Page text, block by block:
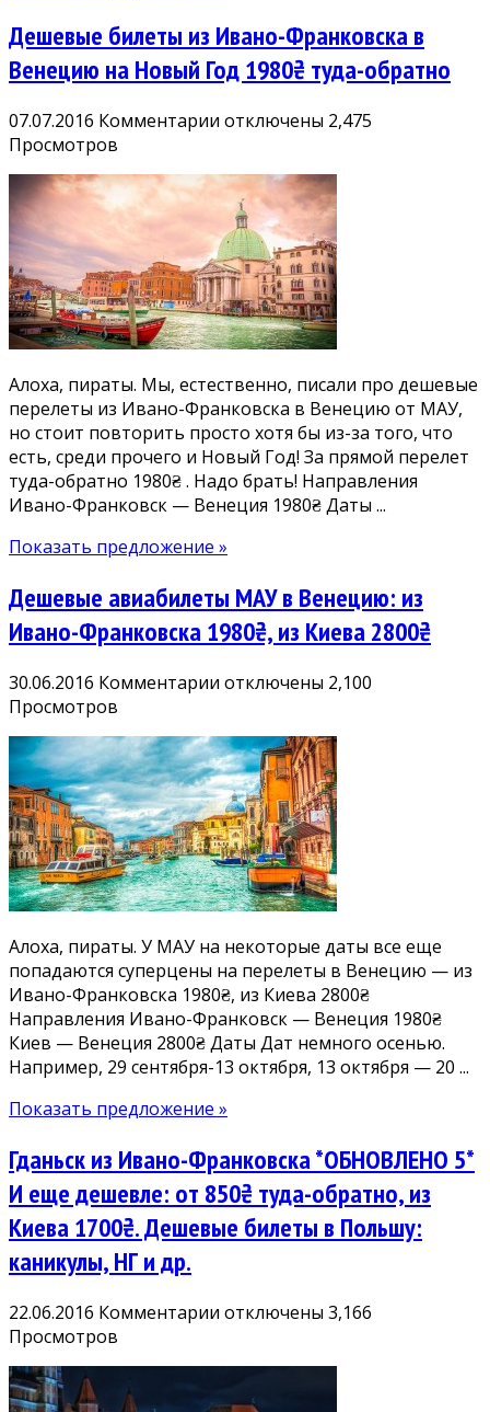
Дешевые билеты из Ивано-Франковска в
Венецию на Новый Год 1980₴ туда-обратно
07.07.2016 Комментарии к
билеты
из
Ивано-
Франковска
в
Венецию
на
Год
1980₴
туда-
обратно
отключены 2,475
Просмотров
Алоха, пираты. Мы, естественно, писали про дешевые
перелеты из Ивано-Франковска в Венецию от МАУ,
но стоит повторить просто хотя бы из-за того, что
есть, среди прочего и Новый Год! За прямой перелет
туда-обратно 1980₴ . Надо брать! Направления
Ивано-Франковск — Венеция 1980₴ Даты ...
Показать предложение »
Дешевые авиабилеты МАУ в Венецию: из
Ивано-Франковска 1980₴, из Киева 2800₴
30.06.2016 Комментарии к
авиабилеты
МАУ
в
Венецию:
из
Ивано-
Франковска
из
Киева
2800₴
отключены 2,100
Просмотров
Алоха, пираты. У МАУ на некоторые даты все еще
попадаются суперцены на перелеты в Венецию — из
Ивано-Франковска 1980₴, из Киева 2800₴
Направления Ивано-Франковск — Венеция 1980₴
Киев — Венеция 2800₴ Даты Дат немного осенью.
Например, 29 сентября-13 октября, 13 октября — 20 ...
Показать предложение »
Гданьск из Ивано-Франковска *ОБНОВЛЕНО 5*
И еще дешевле: от 850₴ туда-обратно, из
Киева 1700₴. Дешевые билеты в Польшу:
каникулы, НГ и др.
22.06.2016 Комментарии котключены 3,166
Просмотров